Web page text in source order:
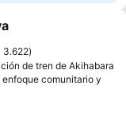
3.622
de tren de Akihabara
comunitario y